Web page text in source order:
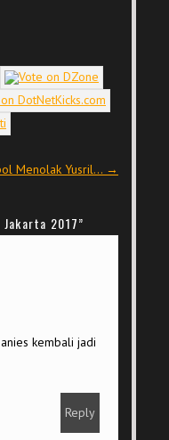
Menolak Yusril… →
2017”
kembali jadi
Reply